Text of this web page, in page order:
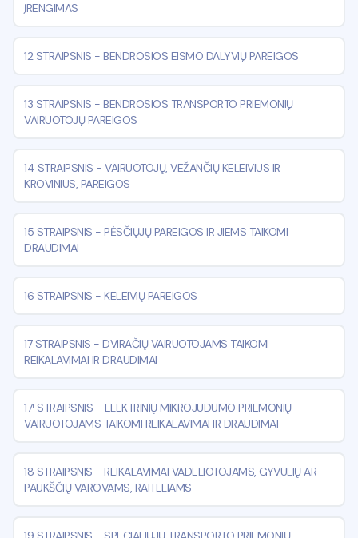
ĮRENGIMAS
12 STRAIPSNIS - BENDROSIOS EISMO DALYVIŲ PAREIGOS
13 STRAIPSNIS - BENDROSIOS TRANSPORTO PRIEMONIŲ
VAIRUOTOJŲ PAREIGOS
14 STRAIPSNIS - VAIRUOTOJŲ, VEŽANČIŲ KELEIVIUS IR
KROVINIUS, PAREIGOS
15 STRAIPSNIS - PĖSČIŲJŲ PAREIGOS IR JIEMS TAIKOMI
DRAUDIMAI
16 STRAIPSNIS - KELEIVIŲ PAREIGOS
17 STRAIPSNIS - DVIRAČIŲ VAIRUOTOJAMS TAIKOMI
REIKALAVIMAI IR DRAUDIMAI
17¹ STRAIPSNIS - ELEKTRINIŲ MIKROJUDUMO PRIEMONIŲ
VAIRUOTOJAMS TAIKOMI REIKALAVIMAI IR DRAUDIMAI
18 STRAIPSNIS - REIKALAVIMAI VADELIOTOJAMS, GYVULIŲ AR
PAUKŠČIŲ VAROVAMS, RAITELIAMS